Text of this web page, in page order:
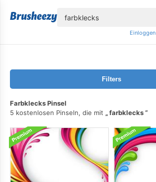
Einloggen
Filters
Farbklecks Pinsel
5 kostenlosen Pinseln, die mit
farbklecks